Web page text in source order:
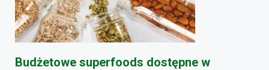
Budżetowe superfoods dostępne w